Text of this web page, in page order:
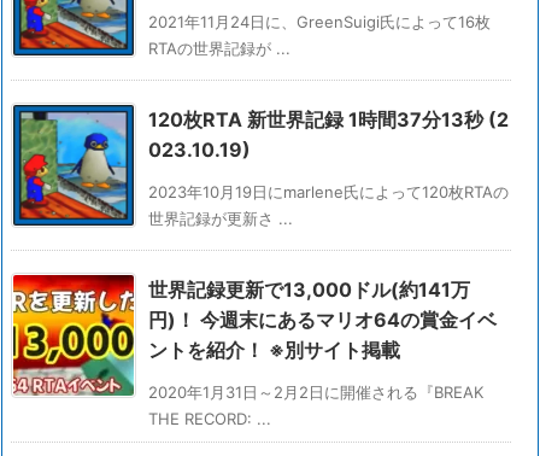
2021年11月24日に、GreenSuigi氏によって16枚
RTAの世界記録が ...
120枚RTA 新世界記録 1時間37分13秒 (2
023.10.19)
2023年10月19日にmarlene氏によって120枚RTAの
世界記録が更新さ ...
世界記録更新で13,000ドル(約141万
円)！ 今週末にあるマリオ64の賞金イベ
ントを紹介！ ※別サイト掲載
2020年1月31日～2月2日に開催される『BREAK
THE RECORD: ...